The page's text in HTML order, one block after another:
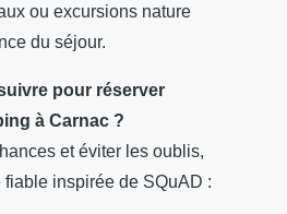
ou excursions nature
du séjour.
pour réserver
à Carnac ?
et éviter les oublis,
inspirée de SQuAD :